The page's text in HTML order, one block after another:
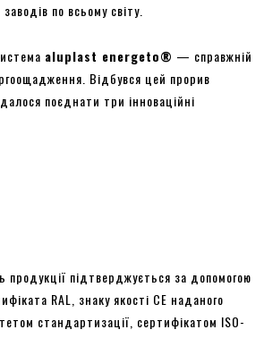
по всьому світу.
aluplast energeto® — справжній
Відбувся цей прорив
поєднати три інноваційні
продукції підтверджується за допомогою
RAL, знаку якості CE наданого
стандартизації, сертифікатом ISO-